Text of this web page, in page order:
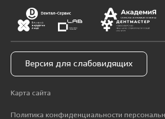
Версия для слабовидящих
Карта сайта
Политика конфиденциальности